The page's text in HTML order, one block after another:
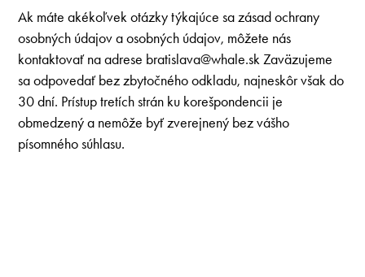
Ak máte akékoľvek otázky týkajúce sa zásad ochrany
osobných údajov a osobných údajov, môžete nás
kontaktovať na adrese bratislava@whale.sk Zaväzujeme
sa odpovedať bez zbytočného odkladu, najneskôr však do
30 dní. Prístup tretích strán ku korešpondencii je
obmedzený a nemôže byť zverejnený bez vášho
písomného súhlasu.